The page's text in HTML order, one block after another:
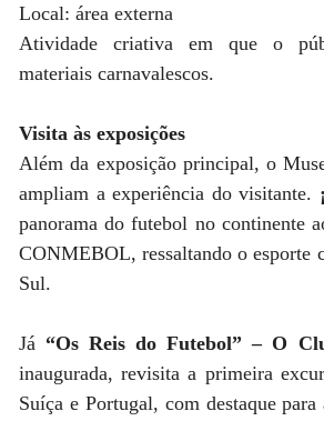
Local: área externa
Atividade criativa em que o
materiais carnavalescos.
Visita às exposições
Além da exposição principal, o
ampliam a experiência do visitante.
panorama do futebol no continente
CONMEBOL, ressaltando o esporte
Sul.
Já “Os Reis do Futebol” – O
inaugurada, revisita a primeira
Suíça e Portugal, com destaque